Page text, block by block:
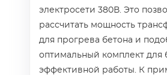
электросети 380В. Это
рассчитать мощность
для прогрева бетона и
оптимальный комплект для
эффективной работы. К